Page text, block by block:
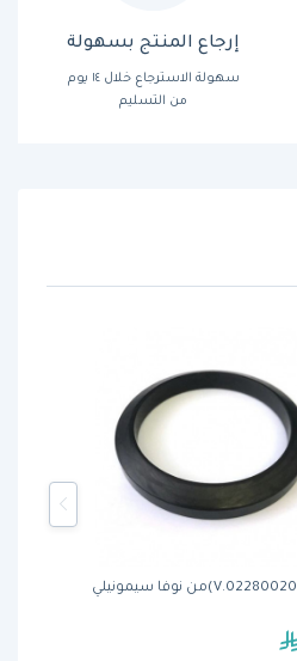
إرجاع المنتج بسهولة
سهولة الاسترجاع خلال ١٤ يوم
من التسليم